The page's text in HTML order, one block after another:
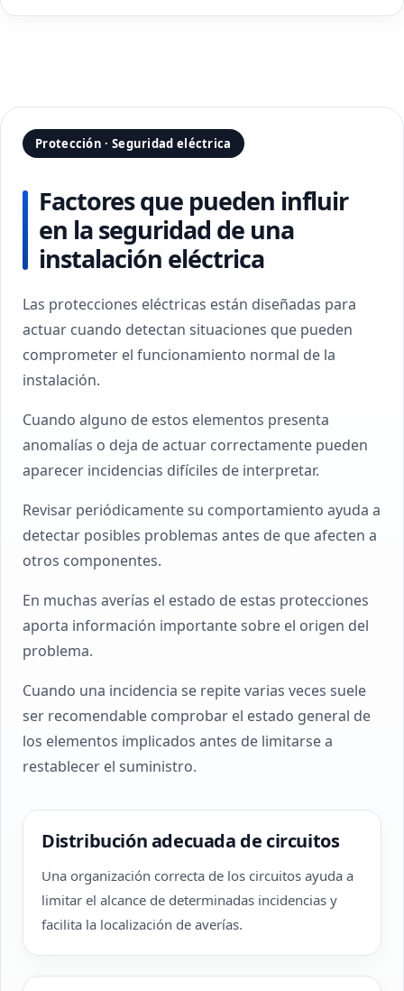
Protección · Seguridad eléctrica
Factores que pueden influir
en la seguridad de una
instalación eléctrica
Las protecciones eléctricas están diseñadas para
actuar cuando detectan situaciones que pueden
comprometer el funcionamiento normal de la
instalación.
Cuando alguno de estos elementos presenta
anomalías o deja de actuar correctamente pueden
aparecer incidencias difíciles de interpretar.
Revisar periódicamente su comportamiento ayuda a
detectar posibles problemas antes de que afecten a
otros componentes.
En muchas averías el estado de estas protecciones
aporta información importante sobre el origen del
problema.
Cuando una incidencia se repite varias veces suele
ser recomendable comprobar el estado general de
los elementos implicados antes de limitarse a
restablecer el suministro.
Distribución adecuada de circuitos
Una organización correcta de los circuitos ayuda a
limitar el alcance de determinadas incidencias y
facilita la localización de averías.